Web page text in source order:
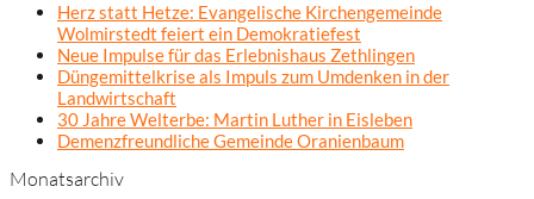
Herz statt Hetze: Evangelische Kirchengemeinde
Wolmirstedt feiert ein Demokratiefest
Neue Impulse für das Erlebnishaus Zethlingen
Düngemittelkrise als Impuls zum Umdenken in der
Landwirtschaft
30 Jahre Welterbe: Martin Luther in Eisleben
Demenzfreundliche Gemeinde Oranienbaum
Monatsarchiv